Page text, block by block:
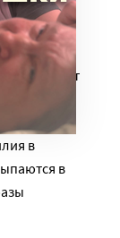
разлит
в
в